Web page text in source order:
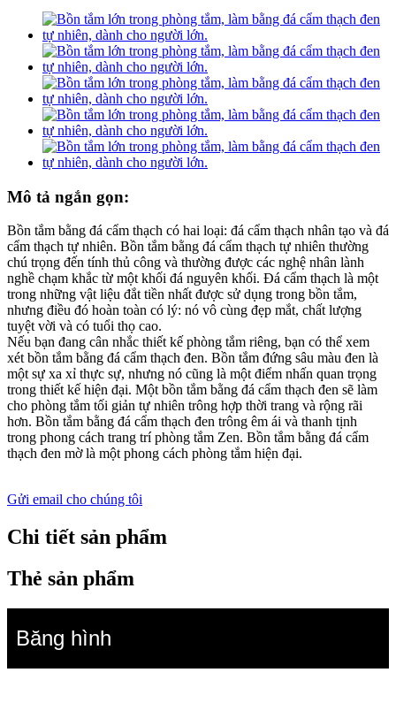
Mô tả ngắn gọn:
Bồn tắm bằng đá cẩm thạch có hai loại: đá cẩm thạch nhân tạo và đá
cẩm thạch tự nhiên. Bồn tắm bằng đá cẩm thạch tự nhiên thường
chú trọng đến tính thủ công và thường được các nghệ nhân lành
nghề chạm khắc từ một khối đá nguyên khối. Đá cẩm thạch là một
trong những vật liệu đắt tiền nhất được sử dụng trong bồn tắm,
nhưng điều đó hoàn toàn có lý: nó vô cùng đẹp mắt, chất lượng
tuyệt vời và có tuổi thọ cao.
Nếu bạn đang cân nhắc thiết kế phòng tắm riêng, bạn có thể xem
xét bồn tắm bằng đá cẩm thạch đen. Bồn tắm đứng sâu màu đen là
một sự xa xỉ thực sự, nhưng nó cũng là một điểm nhấn quan trọng
trong thiết kế hiện đại. Một bồn tắm bằng đá cẩm thạch đen sẽ làm
cho phòng tắm tối giản tự nhiên trông hợp thời trang và rộng rãi
hơn. Bồn tắm bằng đá cẩm thạch đen trông êm ái và thanh tịnh
trong phong cách trang trí phòng tắm Zen. Bồn tắm bằng đá cẩm
thạch đen mờ là một phong cách phòng tắm hiện đại.
Gửi email cho chúng tôi
Chi tiết sản phẩm
Thẻ sản phẩm
Băng hình